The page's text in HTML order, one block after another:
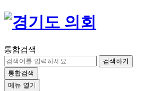
통합검색
검색하기
통합검색
메뉴 열기